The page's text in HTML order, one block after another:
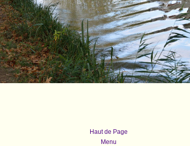
Haut de Page
Menu